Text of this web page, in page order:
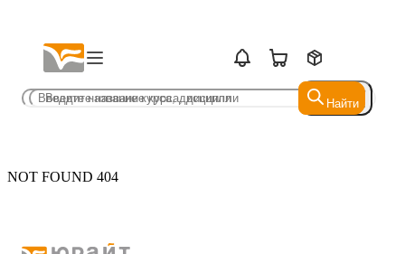
Найти
Найти
NOT FOUND 404